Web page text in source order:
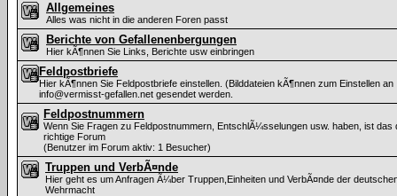
Allgemeines
Alles was nicht in die anderen Foren passt
Berichte von Gefallenenbergungen
Hier kÃ¶nnen Sie Links, Berichte usw einbringen
Feldpostbriefe
Hier kÃ¶nnen Sie Feldpostbriefe einstellen. (Bilddateien kÃ¶nnen zum Einstellen an
info@vermisst-gefallen.net gesendet werden.
Feldpostnummern
Wenn Sie Fragen zu Feldpostnummern, EntschlÃ¼sselungen usw. haben, ist das
richtige Forum
(Benutzer im Forum aktiv: 1 Besucher)
Truppen und VerbÃ¤nde
Hier geht es um Anfragen Ã¼ber Truppen,Einheiten und VerbÃ¤nde der
Wehrmacht